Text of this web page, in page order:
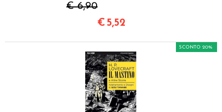
€ 6,90
€ 5,52
SCONTO 20%